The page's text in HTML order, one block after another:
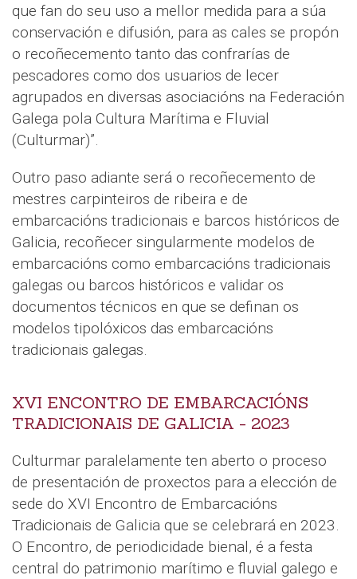
que fan do seu uso a mellor medida para a súa
conservación e difusión, para as cales se propón
o recoñecemento tanto das confrarías de
pescadores como dos usuarios de lecer
agrupados en diversas asociacións na Federación
Galega pola Cultura Marítima e Fluvial
(Culturmar)”.
Outro paso adiante será o recoñecemento de
mestres carpinteiros de ribeira e de
embarcacións tradicionais e barcos históricos de
Galicia, recoñecer singularmente modelos de
embarcacións como embarcacións tradicionais
galegas ou barcos históricos e validar os
documentos técnicos en que se definan os
modelos tipolóxicos das embarcacións
tradicionais galegas.
XVI ENCONTRO DE EMBARCACIÓNS
TRADICIONAIS DE GALICIA - 2023
Culturmar paralelamente ten aberto o proceso
de presentación de proxectos para a elección de
sede do XVI Encontro de Embarcacións
Tradicionais de Galicia que se celebrará en 2023.
O Encontro, de periodicidade bienal, é a festa
central do patrimonio marítimo e fluvial galego e